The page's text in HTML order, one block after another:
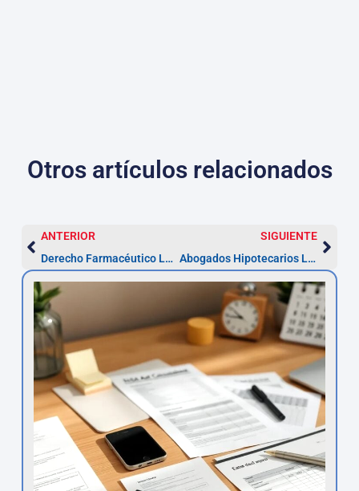
Otros artículos relacionados
ANTERIOR
Derecho Farmacéutico La Laguna: trámites y plazos clave
SIGUIENTE
Abogados Hipotecarios La Laguna — Reclamaciones y plazos